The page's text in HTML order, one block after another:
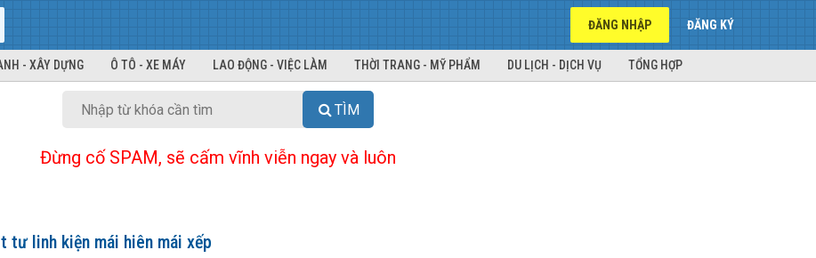
ĐĂNG NHẬP ĐĂNG KÝ
- XÂY DỰNG Ô TÔ - XE MÁY LAO ĐỘNG - VIỆC LÀM THỜI TRANG - MỸ PHẨM DU LỊCH - DỊCH VỤ TỔNG HỢP
TÌM
Đừng cố SPAM, sẽ cấm vĩnh viễn ngay và luôn
tư linh kiện mái hiên mái xếp